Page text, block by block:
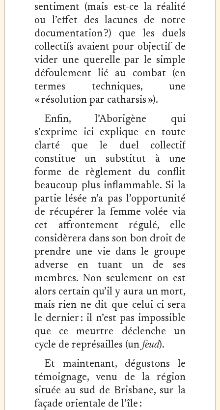
sentiment (mais est-ce la réalité
ou l’effet des lacunes de notre
documentation ?) que les duels
collectifs avaient pour objectif de
vider une querelle par le simple
défoulement lié au combat (en
termes techniques, une
« résolution par catharsis »).
Enfin, l’Aborigène qui
s’exprime ici explique en toute
clarté que le duel collectif
constitue un substitut à une
forme de règlement du conflit
beaucoup plus inflammable. Si la
partie lésée n’a pas l’opportunité
de récupérer la femme volée via
cet affrontement régulé, elle
considèrera dans son bon droit de
prendre une vie dans le groupe
adverse en tuant un de ses
membres. Non seulement on est
alors certain qu’il y aura un mort,
mais rien ne dit que celui-ci sera
le dernier : il n’est pas impossible
que ce meurtre déclenche un
cycle de représailles (un feud).
Et maintenant, dégustons le
témoignage, venu de la région
située au sud de Brisbane, sur la
façade orientale de l’île :